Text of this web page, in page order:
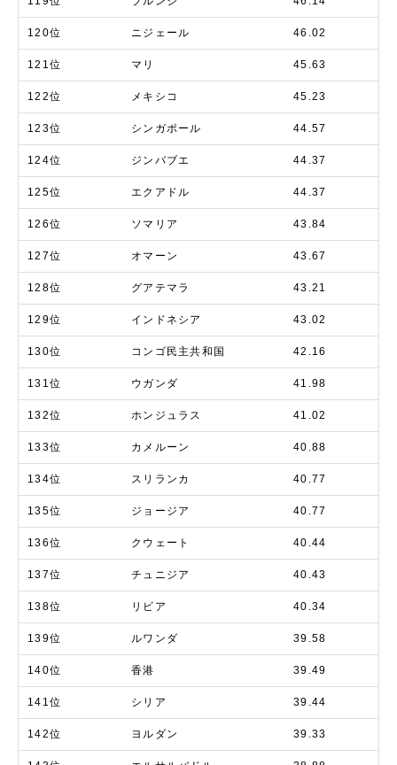
120位 ニジェール 46.02
121位 マリ 45.63
122位 メキシコ 45.23
123位 シンガポール 44.57
124位 ジンバブエ 44.37
125位 エクアドル 44.37
126位 ソマリア 43.84
127位 オマーン 43.67
128位 グアテマラ 43.21
129位 インドネシア 43.02
130位 コンゴ民主共和国 42.16
131位 ウガンダ 41.98
132位 ホンジュラス 41.02
133位 カメルーン 40.88
134位 スリランカ 40.77
135位 ジョージア 40.77
136位 クウェート 40.44
137位 チュニジア 40.43
138位 リビア 40.34
139位 ルワンダ 39.58
140位 香港 39.49
141位 シリア 39.44
142位 ヨルダン 39.33